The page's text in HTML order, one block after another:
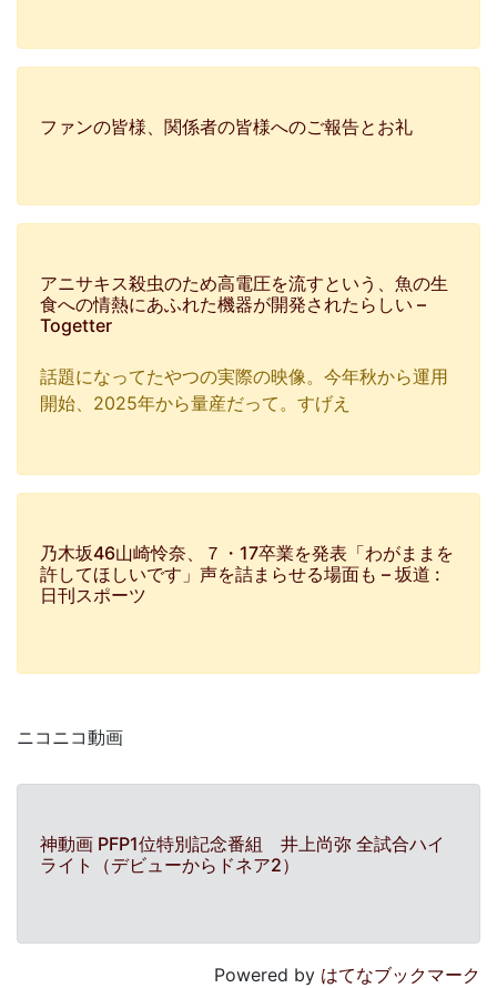
ファンの皆様、関係者の皆様へのご報告とお礼
アニサキス殺虫のため高電圧を流すという、魚の生
食への情熱にあふれた機器が開発されたらしい –
Togetter
話題になってたやつの実際の映像。今年秋から運用
開始、2025年から量産だって。すげえ
乃木坂46山崎怜奈、７・17卒業を発表「わがままを
許してほしいです」声を詰まらせる場面も – 坂道 :
日刊スポーツ
ニコニコ動画
神動画 PFP1位特別記念番組 井上尚弥 全試合ハイ
ライト（デビューからドネア2）
Powered by はてなブックマーク